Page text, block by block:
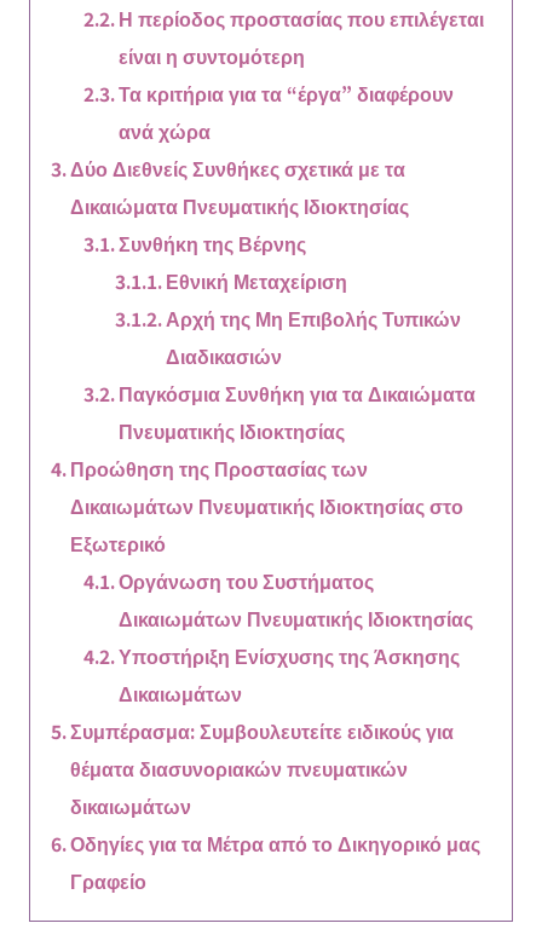
Η περίοδος προστασίας που επιλέγεται
είναι η συντομότερη
Τα κριτήρια για τα “έργα” διαφέρουν
ανά χώρα
Δύο Διεθνείς Συνθήκες σχετικά με τα
Δικαιώματα Πνευματικής Ιδιοκτησίας
Συνθήκη της Βέρνης
Εθνική Μεταχείριση
Αρχή της Μη Επιβολής Τυπικών
Διαδικασιών
Παγκόσμια Συνθήκη για τα Δικαιώματα
Πνευματικής Ιδιοκτησίας
Προώθηση της Προστασίας των
Δικαιωμάτων Πνευματικής Ιδιοκτησίας στο
Εξωτερικό
Οργάνωση του Συστήματος
Δικαιωμάτων Πνευματικής Ιδιοκτησίας
Υποστήριξη Ενίσχυσης της Άσκησης
Δικαιωμάτων
Συμπέρασμα: Συμβουλευτείτε ειδικούς για
θέματα διασυνοριακών πνευματικών
δικαιωμάτων
Οδηγίες για τα Μέτρα από το Δικηγορικό μας
Γραφείο